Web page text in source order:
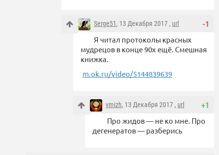
-1
Serge51, 13 Декабря 2017 , url
Я читал протоколы красных
мудрецов в конце 90х ещё. Смешная
книжка.
m.ok.ru/video/5144839639
+1
vmizh, 13 Декабря 2017 , url
Про жидов — не ко мне. Про
дегенератов — разберись